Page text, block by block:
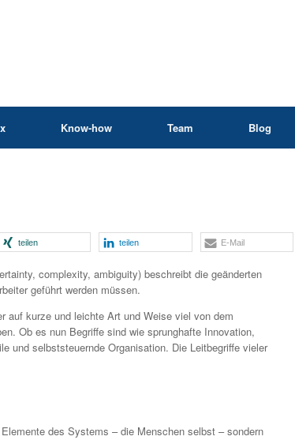
Know-how Team Blog
teilen teilen E-Mail
complexity, ambiguity) beschreibt die geänderten
geführt werden müssen.
auf kurze und leichte Art und Weise viel von dem
Ob es nun Begriffe sind wie sprunghafte Innovation,
und selbststeuernde Organisation. Die Leitbegriffe vieler
des Systems – die Menschen selbst – sondern